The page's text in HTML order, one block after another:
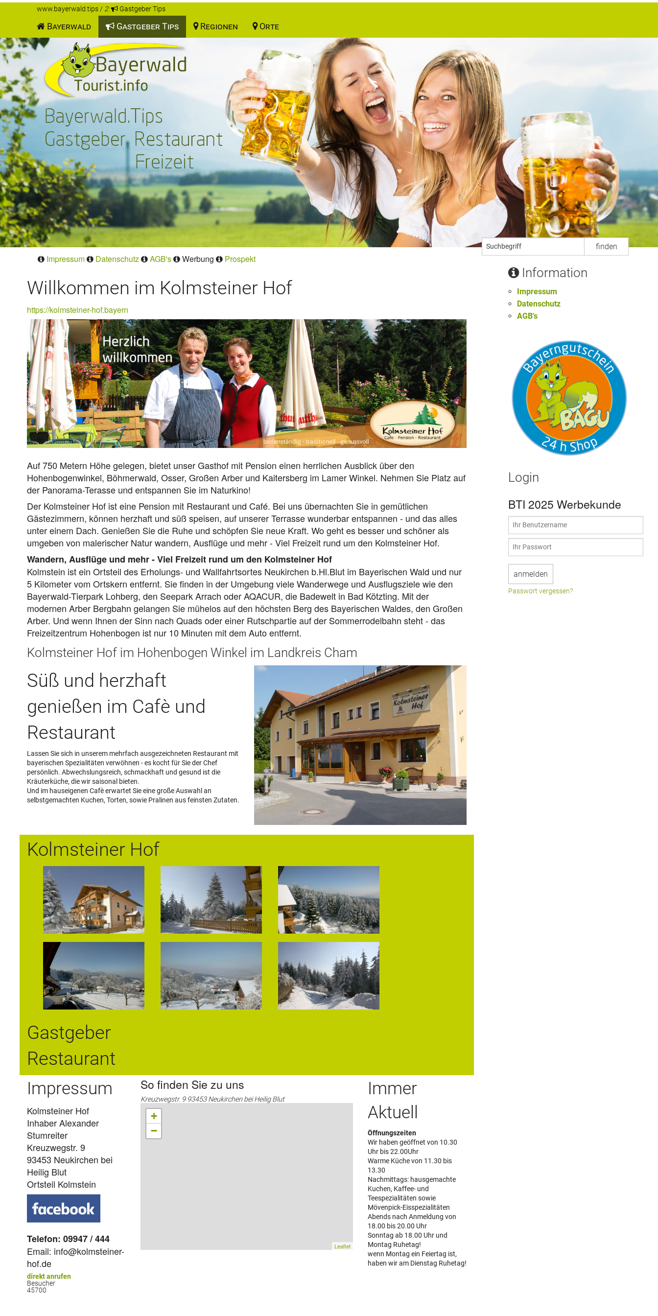
www.bayerwald.tips/ 2: Gastgeber Tips
Bayerwald Gastgeber Tips Regionen Orte
Impressum Datenschutz AGB's Werbung Prospekt
Willkommen im Kolmsteiner Hof
https://kolmsteiner-hof.bayern
Auf 750 Metern Höhe gelegen, bietet unser Gasthof mit Pension einen herrlichen Ausblick über den
Hohenbogenwinkel, Böhmerwald, Osser, Großen Arber und Kaitersberg im Lamer Winkel. Nehmen Sie Platz auf
der Panorama-Terasse und entspannen Sie im Naturkino!
Der Kolmsteiner Hof ist eine Pension mit Restaurant und Café. Bei uns übernachten Sie in gemütlichen
Gästezimmern, können herzhaft und süß speisen, auf unserer Terrasse wunderbar entspannen - und das alles
unter einem Dach. Genießen Sie die Ruhe und schöpfen Sie neue Kraft. Wo geht es besser und schöner als
umgeben von malerischer Natur wandern, Ausflüge und mehr - Viel Freizeit rund um den Kolmsteiner Hof.
Wandern, Ausflüge und mehr - Viel Freizeit rund um den Kolmsteiner Hof
Kolmstein ist ein Ortsteil des Erholungs- und Wallfahrtsortes Neukirchen b.Hl.Blut im Bayerischen Wald und nur
5 Kilometer vom Ortskern entfernt. Sie finden in der Umgebung viele Wanderwege und Ausflugsziele wie den
Bayerwald-Tierpark Lohberg, den Seepark Arrach oder AQACUR, die Badewelt in Bad Kötzting. Mit der
modernen Arber Bergbahn gelangen Sie mühelos auf den höchsten Berg des Bayerischen Waldes, den Großen
Arber. Und wenn Ihnen der Sinn nach Quads oder einer Rutschpartie auf der Sommerrodelbahn steht - das
Freizeitzentrum Hohenbogen ist nur 10 Minuten mit dem Auto entfernt.
Kolmsteiner Hof im Hohenbogen Winkel im Landkreis Cham
Süß und herzhaft
genießen im Cafè und
Restaurant
Lassen Sie sich in unserem mehrfach ausgezeichneten Restaurant mit
bayerischen Spezialitäten verwöhnen - es kocht für Sie der Chef
persönlich. Abwechslungsreich, schmackhaft und gesund ist die
Kräuterküche, die wir saisonal bieten.
Und im hauseigenen Cafè erwartet Sie eine große Auswahl an
selbstgemachten Kuchen, Torten, sowie Pralinen aus feinsten Zutaten.
Kolmsteiner Hof
Gastgeber
Restaurant
Impressum
Kolmsteiner Hof
Inhaber Alexander
Stumreiter
Kreuzwegstr. 9
93453 Neukirchen bei
Heilig Blut
Ortsteil Kolmstein
Telefon: 09947 / 444
Email: info@kolmsteiner-
hof.de
direkt anrufen
Besucher
45700
So finden Sie zu uns
Kreuzwegstr. 9 93453 Neukirchen bei Heilig Blut
+
−
Leaflet
Immer
Aktuell
Öffnungszeiten
Wir haben geöffnet von 10.30
Uhr bis 22.00Uhr
Warme Küche von 11.30 bis
13.30
Nachmittags: hausgemachte
Kuchen, Kaffee- und
Teespezialitäten sowie
Mövenpick-Eisspezialitäten
Abends nach Anmeldung von
18.00 bis 20.00 Uhr
Sonntag ab 18.00 Uhr und
Montag Ruhetag!
wenn Montag ein Feiertag ist,
haben wir am Dienstag Ruhetag!
Information
Impressum
Datenschutz
AGB's
Login
BTI 2025 Werbekunde
Passwort vergessen?